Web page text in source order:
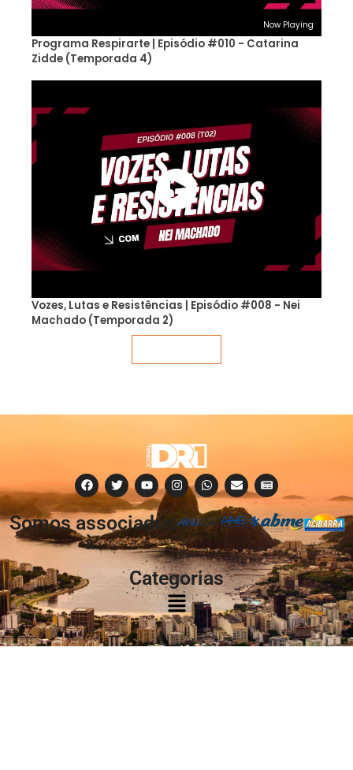
Now Playing
Programa Respirarte | Episódio #010 - Catarina
Zidde (Temporada 4)
Vozes, Lutas e Resistências | Episódio #008 - Nei
Machado (Temporada 2)
Somos associados
à:
Categorias